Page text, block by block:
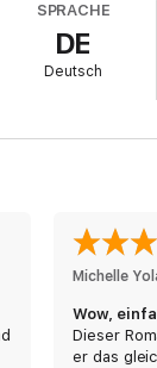
Trilogie.
Funktion.
SPRACHE
DE
Deutsch
Michelle
Wow,
Dieser
er das